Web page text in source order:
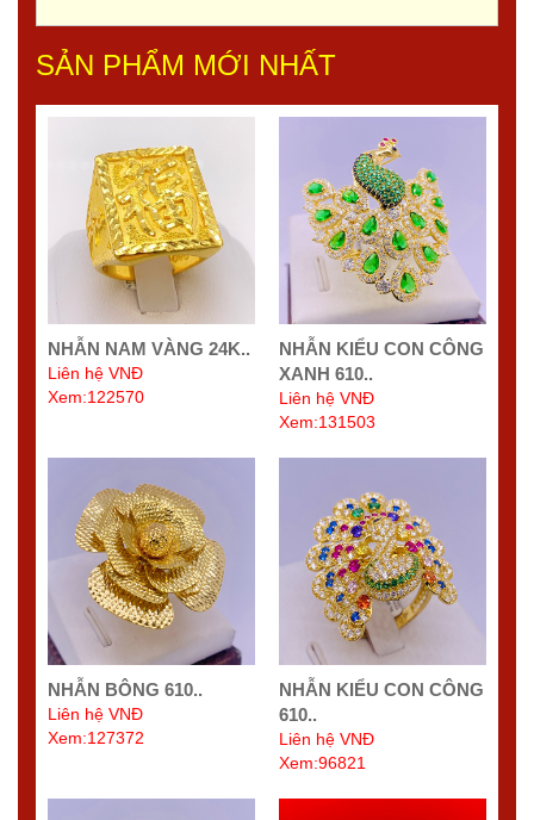
SẢN PHẨM MỚI NHẤT
NHẪN NAM VÀNG 24K..
Liên hệ VNĐ
Xem:122570
NHẪN KIỂU CON CÔNG
XANH 610..
Liên hệ VNĐ
Xem:131503
NHẪN BÔNG 610..
Liên hệ VNĐ
Xem:127372
NHẪN KIỂU CON CÔNG
610..
Liên hệ VNĐ
Xem:96821